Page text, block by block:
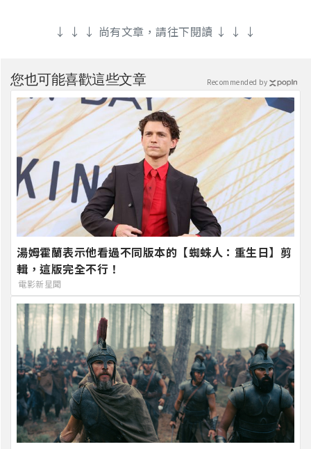
↓ ↓ ↓ 尚有文章，請往下閱讀 ↓ ↓ ↓
您也可能喜歡這些文章
湯姆霍蘭表示他看過不同版本的【蜘蛛人：重生日】剪
輯，這版完全不行！
電影新星聞
Recommended by